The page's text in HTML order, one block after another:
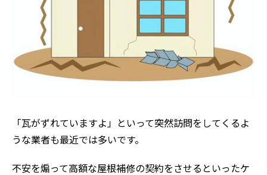
「瓦がずれていますよ」といって突然訪問をしてくるよ
うな業者も最近では多いです。
不安を煽って高額な屋根補修の契約をさせるといったケ